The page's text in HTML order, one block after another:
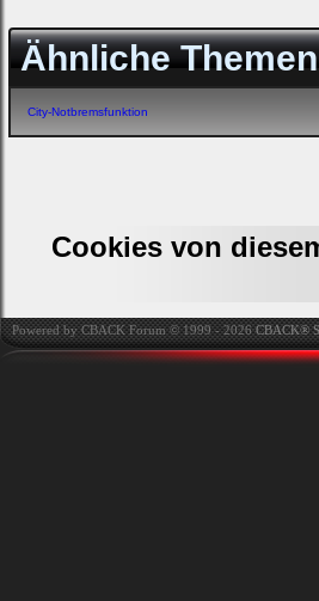
Ähnliche Themen
City-Notbremsfunktion
Cookies von
Powered by CBACK Forum © 1999 - 2026CBACK®